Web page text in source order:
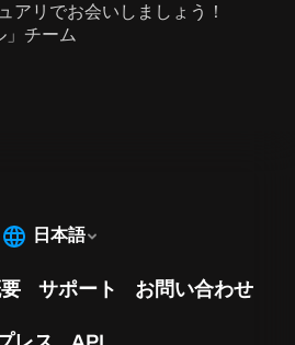
アリでお会いしましょう！
」チーム